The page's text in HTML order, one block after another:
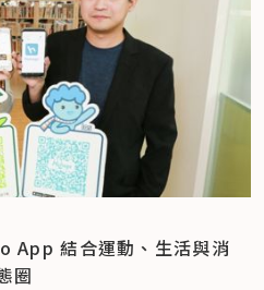
App 結合運動、生活與消
圈